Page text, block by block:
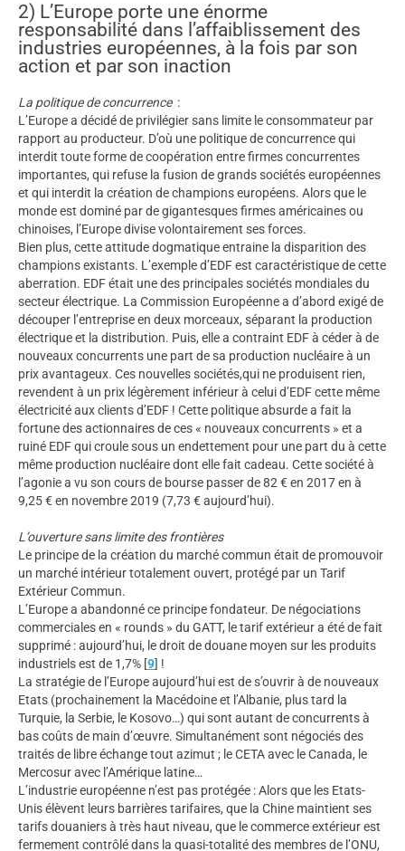
2) L’Europe porte une énorme
responsabilité dans l’affaiblissement des
industries européennes, à la fois par son
action et par son inaction
La politique de concurrence :
L’Europe a décidé de privilégier sans limite le consommateur par
rapport au producteur. D’où une politique de concurrence qui
interdit toute forme de coopération entre firmes concurrentes
importantes, qui refuse la fusion de grands sociétés européennes
et qui interdit la création de champions européens. Alors que le
monde est dominé par de gigantesques firmes américaines ou
chinoises, l’Europe divise volontairement ses forces.
Bien plus, cette attitude dogmatique entraine la disparition des
champions existants. L’exemple d’EDF est caractéristique de cette
aberration. EDF était une des principales sociétés mondiales du
secteur électrique. La Commission Européenne a d’abord exigé de
découper l’entreprise en deux morceaux, séparant la production
électrique et la distribution. Puis, elle a contraint EDF à céder à de
nouveaux concurrents une part de sa production nucléaire à un
prix avantageux. Ces nouvelles sociétés,qui ne produisent rien,
revendent à un prix légèrement inférieur à celui d’EDF cette même
électricité aux clients d’EDF ! Cette politique absurde a fait la
fortune des actionnaires de ces « nouveaux concurrents » et a
ruiné EDF qui croule sous un endettement pour une part du à cette
même production nucléaire dont elle fait cadeau. Cette société à
l’agonie a vu son cours de bourse passer de 82 € en 2017 en à
9,25 € en novembre 2019 (7,73 € aujourd’hui).
L’ouverture sans limite des frontières
Le principe de la création du marché commun était de promouvoir
un marché intérieur totalement ouvert, protégé par un Tarif
Extérieur Commun.
L’Europe a abandonné ce principe fondateur. De négociations
commerciales en « rounds » du GATT, le tarif extérieur a été de fait
supprimé : aujourd’hui, le droit de douane moyen sur les produits
industriels est de 1,7% [9] !
La stratégie de l’Europe aujourd’hui est de s’ouvrir à de nouveaux
Etats (prochainement la Macédoine et l’Albanie, plus tard la
Turquie, la Serbie, le Kosovo…) qui sont autant de concurrents à
bas coûts de main d’œuvre. Simultanément sont négociés des
traités de libre échange tout azimut ; le CETA avec le Canada, le
Mercosur avec l’Amérique latine…
L’industrie européenne n’est pas protégée : Alors que les Etats-
Unis élèvent leurs barrières tarifaires, que la Chine maintient ses
tarifs douaniers à très haut niveau, que le commerce extérieur est
fermement contrôlé dans la quasi-totalité des membres de l’ONU,